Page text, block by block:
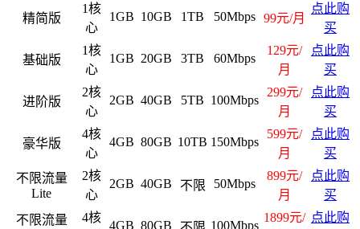
精简版
1核
心
1GB 10GB 1TB 50Mbps 99元/月
点此购
买
基础版
1核
心
1GB 20GB 3TB 60Mbps
129元/
月
点此购
买
进阶版
2核
心
2GB 40GB 5TB 100Mbps
299元/
月
点此购
买
豪华版
4核
心
4GB 80GB 10TB 150Mbps
599元/
月
点此购
买
不限流量
Lite
2核
心
2GB 40GB 不限 50Mbps
899元/
月
点此购
买
不限流量
4核
4GB 80GB 100Mbps
1899元/ 点此购